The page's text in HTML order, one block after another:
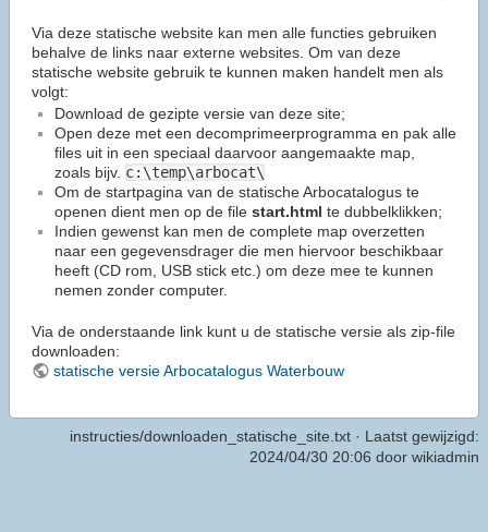
Via deze statische website kan men alle functies gebruiken
behalve de links naar externe websites. Om van deze
statische website gebruik te kunnen maken handelt men als
volgt:
Download de gezipte versie van deze site;
Open deze met een decomprimeerprogramma en pak alle
files uit in een speciaal daarvoor aangemaakte map,
zoals bijv. c:\temp\arbocat\
Om de startpagina van de statische Arbocatalogus te
openen dient men op de file start.html te dubbelklikken;
Indien gewenst kan men de complete map overzetten
naar een gegevensdrager die men hiervoor beschikbaar
heeft (CD rom, USB stick etc.) om deze mee te kunnen
nemen zonder computer.
Via de onderstaande link kunt u de statische versie als zip-file
downloaden:
statische versie Arbocatalogus Waterbouw
instructies/downloaden_statische_site.txt · Laatst gewijzigd:
2024/04/30 20:06 door wikiadmin